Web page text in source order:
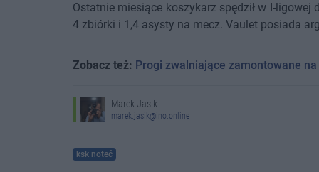
Ostatnie miesiące koszykarz spędził w I-ligowej
4 zbiórki i 1,4 asysty na mecz. Vaulet posiada
Zobacz też: Progi zwalniające zamontowane
Marek Jasik
marek.jasik@ino.online
ksk noteć